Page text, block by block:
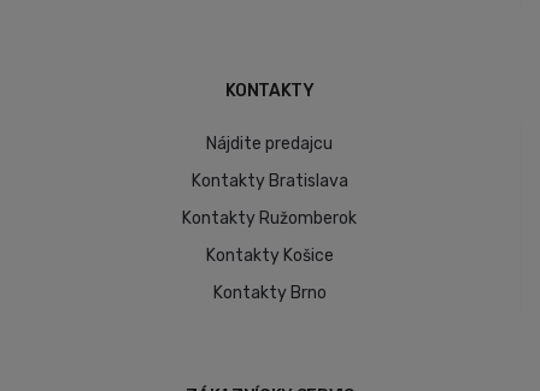
KONTAKTY
Nájdite predajcu
Kontakty Bratislava
Kontakty Ružomberok
Kontakty Košice
Kontakty Brno